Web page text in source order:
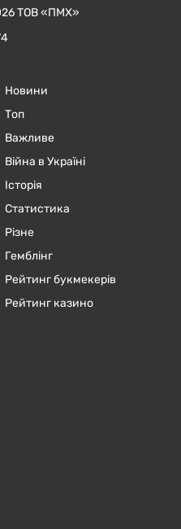
ТОВ «ПМХ»
Новини
Топ
Важливе
Війна в Україні
Історія
Статистика
Різне
Гемблінг
Рейтинг букмекерів
Рейтинг казино